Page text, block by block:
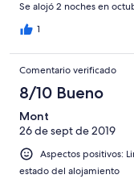
Se alojó 2 noches en
1
Comentario verificado
8/10 Bueno
Mont
26 de sept de 2019
Aspectos positivos:
estado del alojamiento